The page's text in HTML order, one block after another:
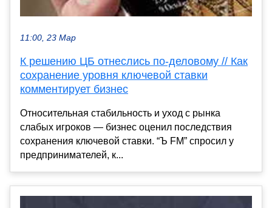
11:00, 23 Мар
К решению ЦБ отнеслись по-деловому // Как
сохранение уровня ключевой ставки
комментирует бизнес
Относительная стабильность и уход с рынка
слабых игроков — бизнес оценил последствия
сохранения ключевой ставки. “Ъ FM” спросил у
предпринимателей, к...